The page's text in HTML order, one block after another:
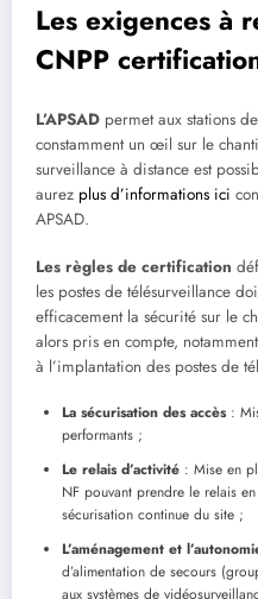
Les exigences à
CNPP
L’APSAD permet aux stations
constamment un œil sur le
surveillance à distance est
aurez plus d’informations ici
APSAD.
Les règles de certification
les postes de télésurveillance
efficacement la sécurité sur le
alors pris en compte,
à l’implantation des postes de
La sécurisation des accès:
performants ;
Le relais d’activité : Mise en
NF pouvant prendre le relais
sécurisation continue du site ;
L’aménagement et
d’alimentation de secours
aux systèmes de